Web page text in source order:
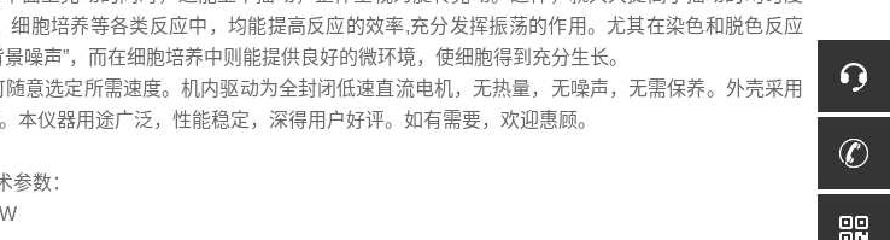
细胞培养等各类反应中，均能提高反应的效率,充分发挥振荡的作用。尤其在染色和脱色反应
噪声”，而在细胞培养中则能提供良好的微环境，使细胞得到充分生长。
意选定所需速度。机内驱动为全封闭低速直流电机，无热量，无噪声，无需保养。外壳采用
本仪器用途广泛，性能稳定，深得用户好评。如有需要，欢迎惠顾。
参数：